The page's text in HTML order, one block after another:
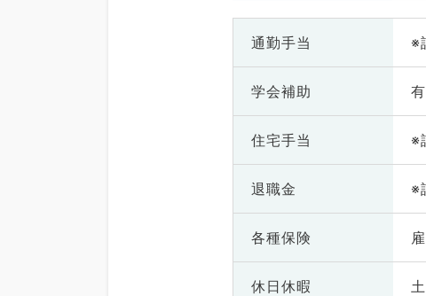
通勤手当 ※
学会補助
住宅手当 ※
退職金 ※
各種保険
休日休暇